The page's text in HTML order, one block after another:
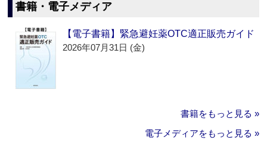
書籍・電子メディア
【電子書籍】緊急避妊薬OTC適正販売ガイド
2026年07月31日 (金)
書籍をもっと見る »
電子メディアをもっと見る »